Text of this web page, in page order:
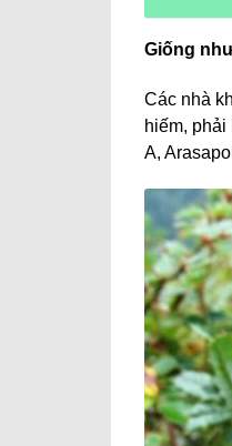
Giống
Các nhà
hiếm,
A,